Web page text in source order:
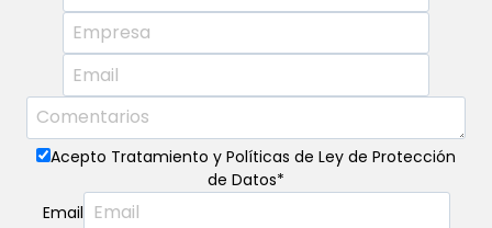
Acepto Tratamiento y Políticas de Ley de Protección
de Datos*
Email